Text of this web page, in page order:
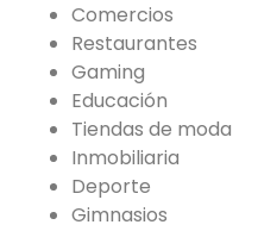
Comercios
Restaurantes
Gaming
Educación
Tiendas de moda
Inmobiliaria
Deporte
Gimnasios